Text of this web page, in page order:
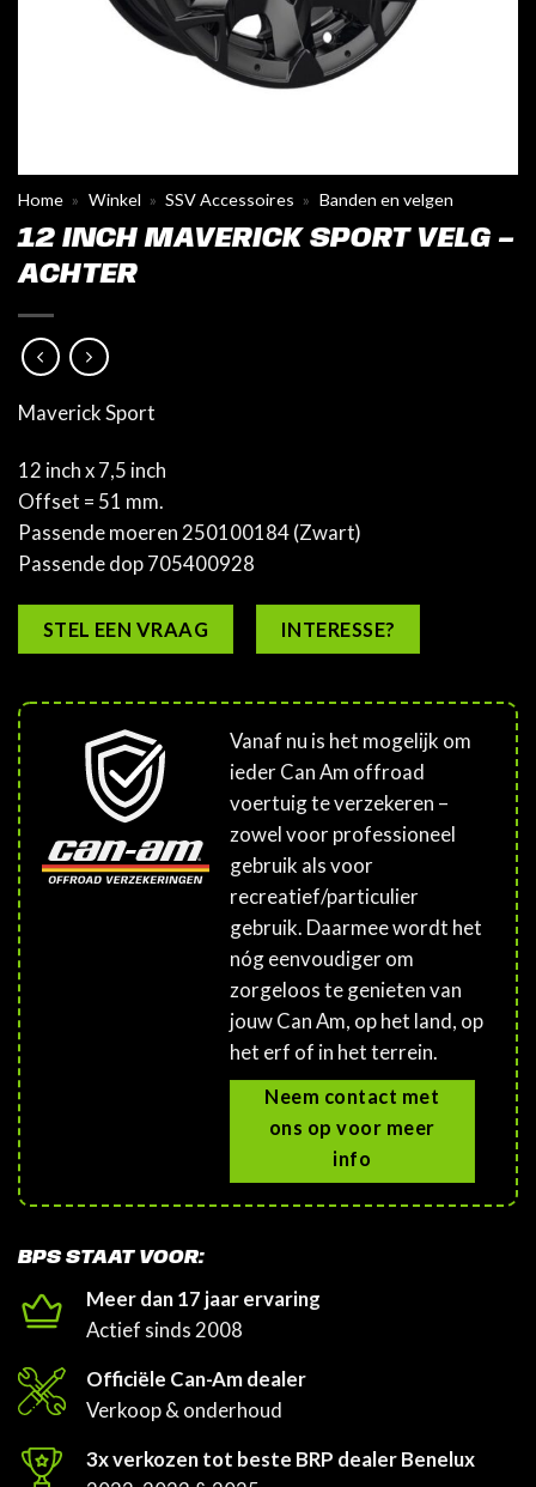
Home » Winkel » SSV Accessoires » Banden en velgen
12 INCH MAVERICK SPORT VELG –
ACHTER
Maverick Sport
12 inch x 7,5 inch
Offset = 51 mm.
Passende moeren 250100184 (Zwart)
Passende dop 705400928
STEL EEN VRAAG INTERESSE?
Vanaf nu is het mogelijk om
ieder Can Am offroad
voertuig te verzekeren –
zowel voor professioneel
gebruik als voor
recreatief/particulier
gebruik. Daarmee wordt het
nóg eenvoudiger om
zorgeloos te genieten van
jouw Can Am, op het land, op
het erf of in het terrein.
Neem contact met
ons op voor meer
info
BPS STAAT VOOR:
Meer dan 17 jaar ervaring
Actief sinds 2008
Officiële Can-Am dealer
Verkoop & onderhoud
3x verkozen tot beste BRP dealer Benelux